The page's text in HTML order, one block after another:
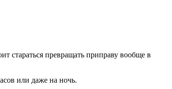
стараться превращать приправу вообще в
или даже на ночь.